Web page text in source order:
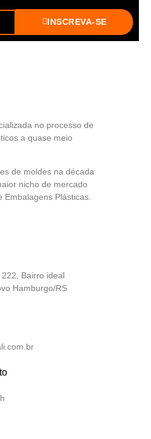
INSCREVA-SE
no processo de
a quase meio
de moldes na década
nicho de mercado
Embalagens Plásticas.
Bairro ideal
Hamburgo/RS